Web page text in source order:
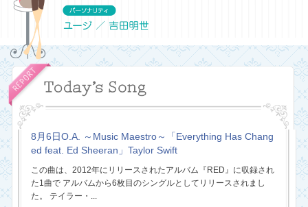
8月6日O.A. ～Music Maestro～「Everything Has Chang
ed feat. Ed Sheeran」Taylor Swift
この曲は、2012年にリリースされたアルバム『RED』に収録され
た1曲で アルバムから6枚目のシングルとしてリリースされまし
た。 テイラー・...